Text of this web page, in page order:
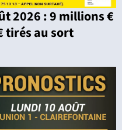
2026 : 9 millions €
tirés au sort